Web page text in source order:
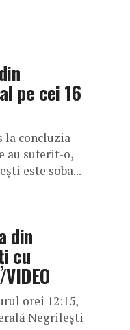
pe cei 16
la concluzia
au suferit-o,
este soba...
din
cu
orei 12:15,
Negrilești